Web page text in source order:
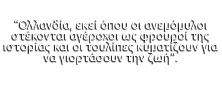
“Ολλανδία, εκεί όπου οι ανεμόμυλοι
στέκονται αγέροχοι ως φρουροί της
ιστορίας και οι τουλίπες κυματίζουν για
να γιορτάσουν την ζωή”.